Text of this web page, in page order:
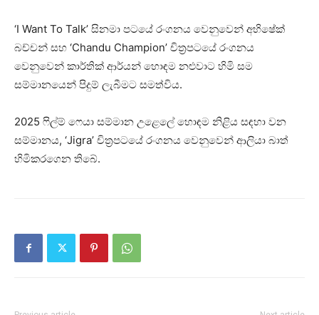
‘I Want To Talk’ සිනමා පටයේ රංගනය වෙනුවෙන් අභිෂේක්
බච්චන් සහ ‘Chandu Champion’ චිත්‍රපටයේ රංගනය
වෙනුවෙන් කාර්තික් ආර්යන් හොඳම නළුවාට හිමි සම
සම්මානයෙන් පිදුම් ලැබීමට සමත්විය.
2025 ෆිල්ම් ෆෙයා සම්මාන උළෙලේ හොඳම නිළිය සඳහා වන
සම්මානය, ‘Jigra’ චිත්‍රපටයේ රංගනය වෙනුවෙන් ආලියා බාත්
හිමිකරගෙන තිබේ.